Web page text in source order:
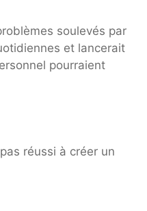
soulevés par
et lancerait
pourraient
réussi à créer un